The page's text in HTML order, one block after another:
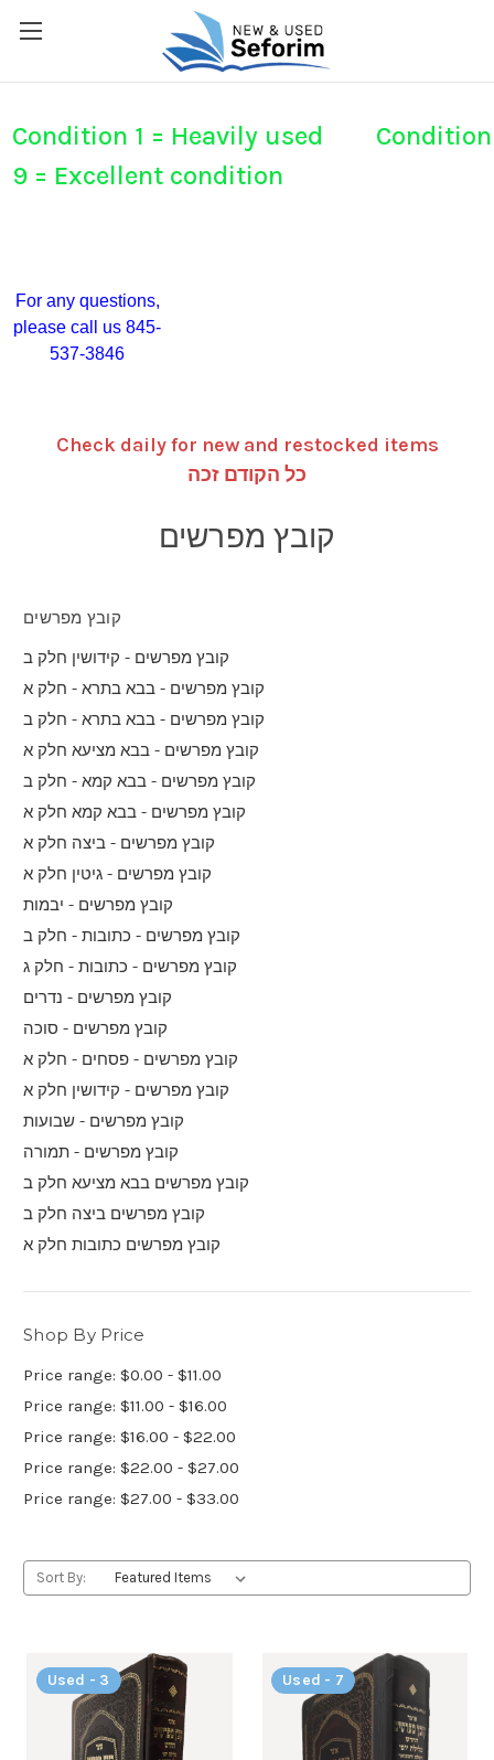
Condition 1 = Heavily used Condition
9 = Excellent condition
For any questions,
please call us 845-
537-3846
Check daily for new and restocked items
כל הקודם זכה
קובץ מפרשים
קובץ מפרשים
קובץ מפרשים - קידושין חלק ב
קובץ מפרשים - בבא בתרא - חלק א
קובץ מפרשים - בבא בתרא - חלק ב
קובץ מפרשים - בבא מציעא חלק א
קובץ מפרשים - בבא קמא - חלק ב
קובץ מפרשים - בבא קמא חלק א
קובץ מפרשים - ביצה חלק א
קובץ מפרשים - גיטין חלק א
קובץ מפרשים - יבמות
קובץ מפרשים - כתובות - חלק ב
קובץ מפרשים - כתובות - חלק ג
קובץ מפרשים - נדרים
קובץ מפרשים - סוכה
קובץ מפרשים - פסחים - חלק א
קובץ מפרשים - קידושין חלק א
קובץ מפרשים - שבועות
קובץ מפרשים - תמורה
קובץ מפרשים בבא מציעא חלק ב
קובץ מפרשים ביצה חלק ב
קובץ מפרשים כתובות חלק א
Shop By Price
Price range: $0.00 - $11.00
Price range: $11.00 - $16.00
Price range: $16.00 - $22.00
Price range: $22.00 - $27.00
Price range: $27.00 - $33.00
Sort By:
Used - 3 Used - 7